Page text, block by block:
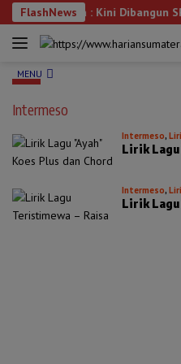
Langsung
ke
konten
FlashNews
Warga : Kini Dibangun SPBU
MENU
Intermeso
Intermeso,
Lirik Lagu
Intermeso,
Lirik